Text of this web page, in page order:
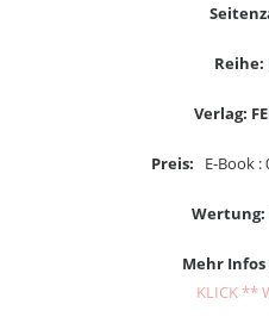
Reihe:
Verlag:
Preis: E-Book :
Wertung:
Mehr
KLICK **